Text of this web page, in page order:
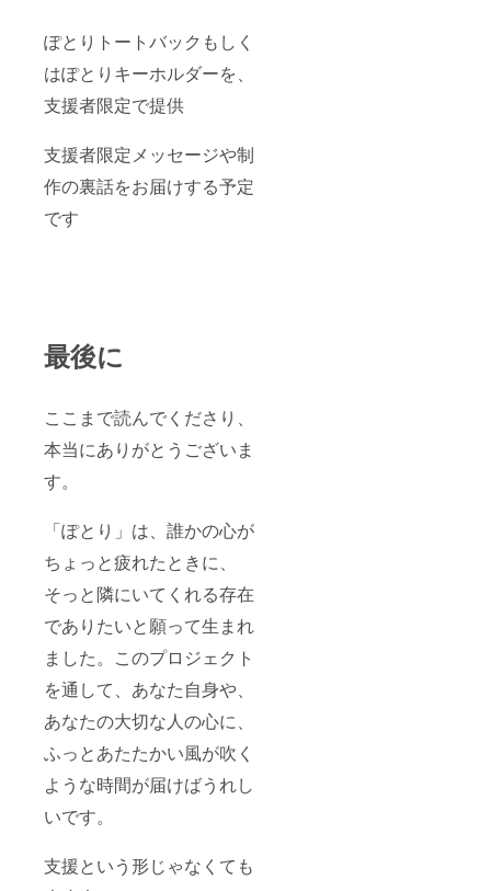
ぽとりトートバックもしく
はぽとりキーホルダーを、
支援者限定で提供
支援者限定メッセージや制
作の裏話をお届けする予定
です
最後に
ここまで読んでくださり、
本当にありがとうございま
す。
「ぽとり」は、誰かの心が
ちょっと疲れたときに、
そっと隣にいてくれる存在
でありたいと願って生まれ
ました。このプロジェクト
を通して、あなた自身や、
あなたの大切な人の心に、
ふっとあたたかい風が吹く
ような時間が届けばうれし
いです。
支援という形じゃなくても